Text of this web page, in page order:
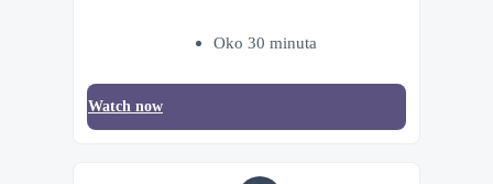
Oko 30 minuta
Watch now